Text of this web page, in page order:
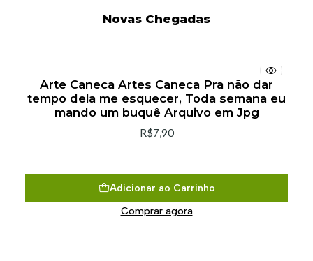
Novas Chegadas
Arte Caneca Artes Caneca Pra não dar
tempo dela me esquecer, Toda semana eu
mando um buquê Arquivo em Jpg
R$7,90
Adicionar ao Carrinho
Comprar agora